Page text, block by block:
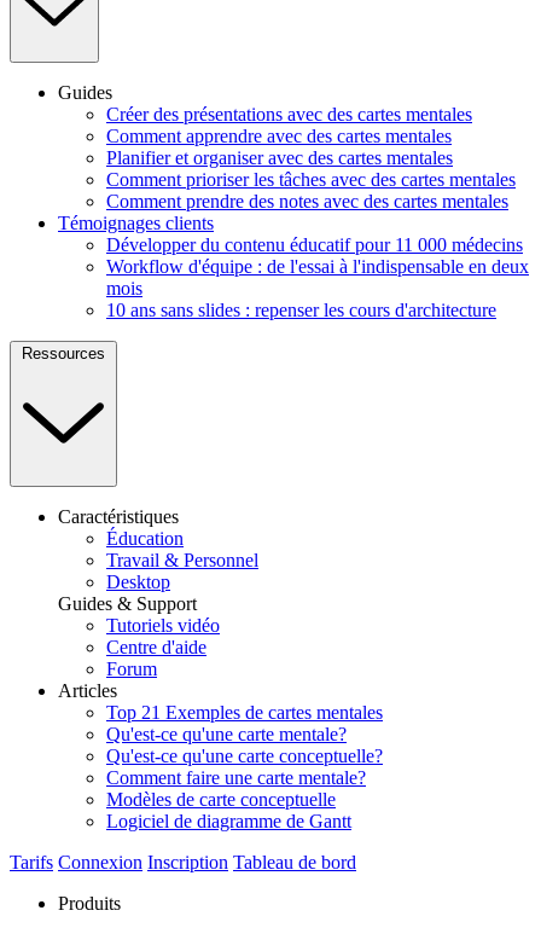
Guides
Créer des présentations avec des cartes mentales
Comment apprendre avec des cartes mentales
Planifier et organiser avec des cartes mentales
Comment prioriser les tâches avec des cartes mentales
Comment prendre des notes avec des cartes mentales
Témoignages clients
Développer du contenu éducatif pour 11 000 médecins
Workflow d'équipe : de l'essai à l'indispensable en deux
mois
10 ans sans slides : repenser les cours d'architecture
Ressources
Caractéristiques
Éducation
Travail & Personnel
Desktop
Guides & Support
Tutoriels vidéo
Centre d'aide
Forum
Articles
Top 21 Exemples de cartes mentales
Qu'est-ce qu'une carte mentale?
Qu'est-ce qu'une carte conceptuelle?
Comment faire une carte mentale?
Modèles de carte conceptuelle
Logiciel de diagramme de Gantt
Tarifs Connexion Inscription Tableau de bord
Produits